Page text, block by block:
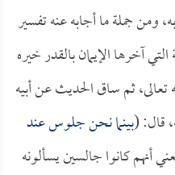
ومن جملة ما أجابه عنه تفسير
التي آخرها الإيمان بالقدر خيره
ثم ساق الحديث عن أبيه
قال: (بينما نحن جلوس عند
أنهم كانوا جالسين يسألونه